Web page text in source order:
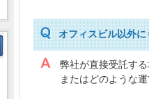
オフィスビル以外
弊社が直接受託す
またはどのような